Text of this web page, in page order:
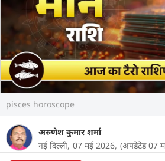
pisces horoscope
अरुणेश कुमार शर्मा
नई दिल्ली, 07 मई 2026, (अपडेटेड 07